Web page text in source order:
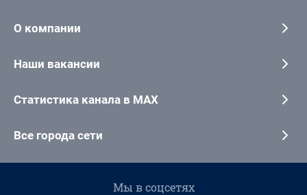
О компании
Наши вакансии
Статистика канала в MAX
Все города сети
Мы в соцсетях